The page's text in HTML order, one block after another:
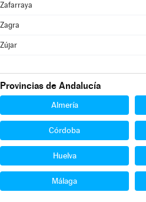
Zafarraya
Zagra
Zújar
Provincias de Andalucía
Almería
Córdoba
Huelva
Málaga